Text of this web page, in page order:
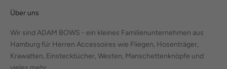
Über uns
Wir sind ADAM BOWS - ein kleines Familienunternehmen aus
Hamburg für Herren Accessoires wie Fliegen, Hosenträger,
Krawatten, Einstecktücher, Westen, Manschettenknöpfe und